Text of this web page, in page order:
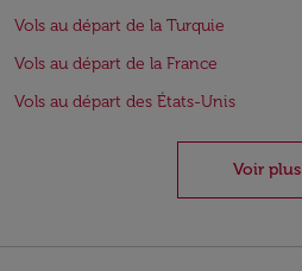
Vols au départ de la Turquie
Vols au départ de la France
Vols au départ des États-Unis
Voir plus